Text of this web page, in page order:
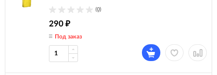
(0)
290 ₽
Под заказ